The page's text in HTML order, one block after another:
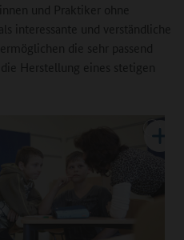
und Praktiker ohne
interessante und verständliche
die sehr passend
Herstellung eines stetigen